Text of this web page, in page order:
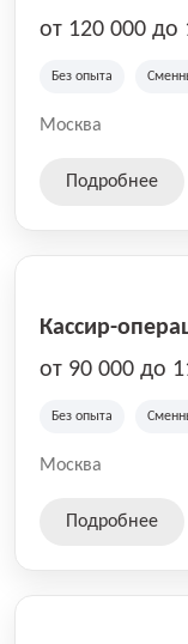
от 120 000 до
Без опыта
Москва
Подробнее
Кассир-
от 90 000 до
Без опыта
Москва
Подробнее